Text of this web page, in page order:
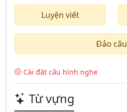
Luyện viết
Đảo câu
Cài đặt cấu hình nghe
Từ vựng